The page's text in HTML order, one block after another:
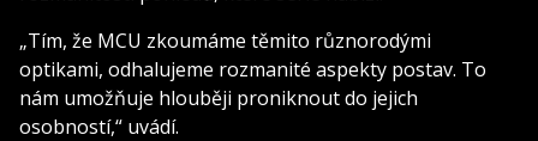
„Tím, že MCU zkoumáme těmito různorodými
optikami, odhalujeme rozmanité aspekty postav. To
nám umožňuje hlouběji proniknout do jejich
osobností,“ uvádí.